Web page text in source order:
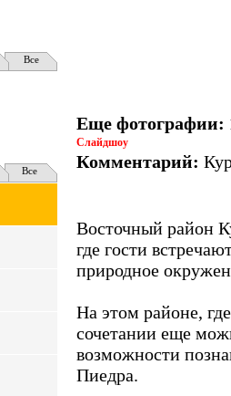
Все
Все
Еще фотографии:
Слайдшоу
Комментарий:
Восточный район
где гости
природное
На этом районе,
сочетании еще
возможности
Пиедра.